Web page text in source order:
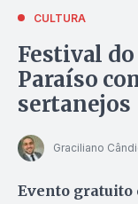
CULTURA
Festival
Paraíso
sertanejos
Graciliano
Evento gratuito